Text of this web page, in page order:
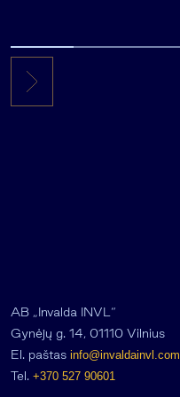
AB „Invalda INVL“
Gynėjų g. 14, 01110 Vilnius
El. paštas info@invaldainvl.com
Tel. +370 527 90601